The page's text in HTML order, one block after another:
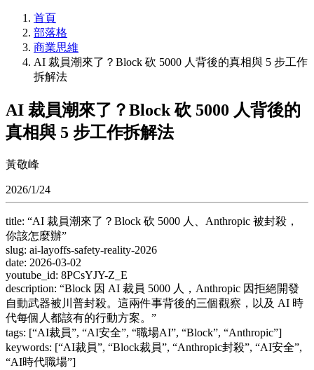
首頁
部落格
商業思維
AI 裁員潮來了？Block 砍 5000 人背後的真相與 5 步工作
拆解法
AI 裁員潮來了？Block 砍 5000 人背後的
真相與 5 步工作拆解法
黃敬峰
2026/1/24
title: “AI 裁員潮來了？Block 砍 5000 人、Anthropic 被封殺，
你該怎麼辦”
slug: ai-layoffs-safety-reality-2026
date: 2026-03-02
youtube_id: 8PCsYJY-Z_E
description: “Block 因 AI 裁員 5000 人，Anthropic 因拒絕開發
自動武器被川普封殺。這兩件事背後的三個觀察，以及 AI 時
代每個人都該有的行動方案。”
tags: [“AI裁員”, “AI安全”, “職場AI”, “Block”, “Anthropic”]
keywords: [“AI裁員”, “Block裁員”, “Anthropic封殺”, “AI安全”,
“AI時代職場”]